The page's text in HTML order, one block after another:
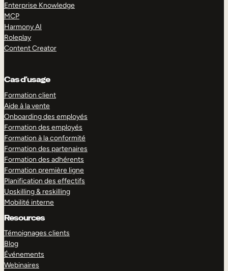
Enterprise Knowledge
MCP
Harmony AI
Roleplay
Content Creator
Cas d’usage
Formation client
Aide à la vente
Onboarding des employés
Formation des employés
Formation à la conformité
Formation des partenaires
Formation des adhérents
Formation première ligne
Planification des effectifs
Upskilling & reskilling
Mobilité interne
Resources
Témoignages clients
Blog
Événements
Webinaires